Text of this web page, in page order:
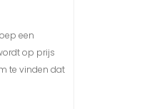
een
op prijs
te vinden dat